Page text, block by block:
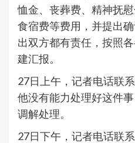
恤金、丧葬费、精神抚
食宿费等费用，并提出
出双方都有责任，按照
建汇报。
27日上午，记者电话联
他没有能力处理好这件
调解处理。
27日下午，记者电话联